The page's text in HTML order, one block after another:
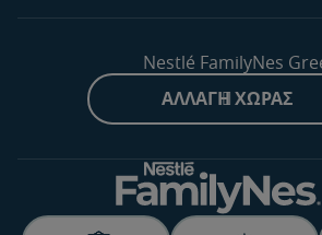
Nestlé FamilyNes
ΑΛΛΑΓΉ ΧΏΡΑΣ